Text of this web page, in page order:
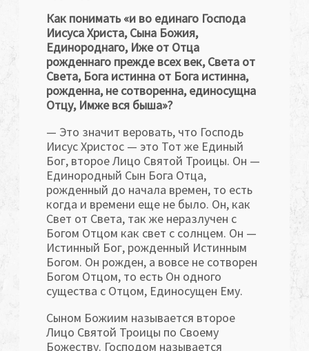
Как понимать «и во единаго Господа
Иисуса Христа, Сына Божия,
Единороднаго, Иже от Отца
рожденнаго прежде всех век, Света от
Света, Бога истинна от Бога истинна,
рожденна, не сотворенна, единосущна
Отцу, Имже вся быша»?
— Это значит веровать, что Господь
Иисус Христос — это Тот же Единый
Бог, второе Лицо Святой Троицы. Он —
Единородный Сын Бога Отца,
рожденный до начала времен, то есть
когда и времени еще не было. Он, как
Свет от Света, так же неразлучен с
Богом Отцом как свет с солнцем. Он —
Истинный Бог, рожденный Истинным
Богом. Он рожден, а вовсе не сотворен
Богом Отцом, то есть Он одного
существа с Отцом, Единосущен Ему.
Сыном Божиим называется второе
Лицо Святой Троицы по Своему
Божеству. Господом называется